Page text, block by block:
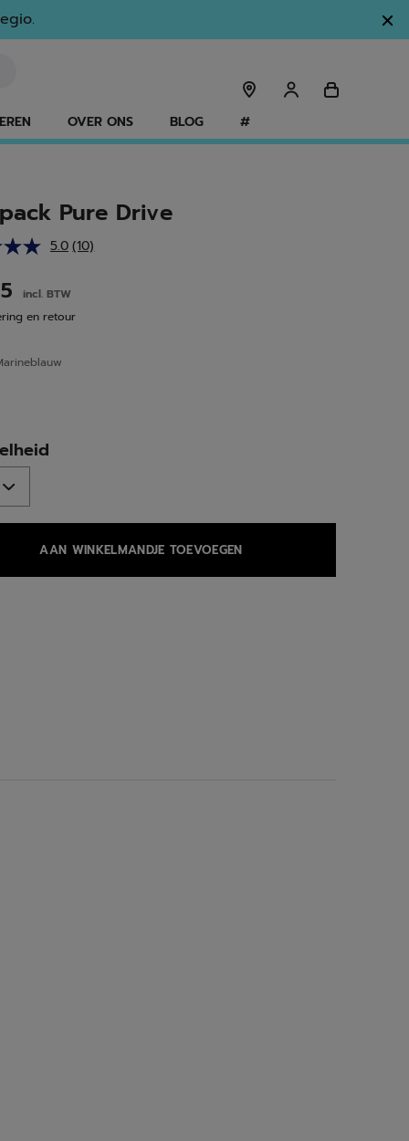
OVER ONS BLOG #
Pure Drive
5.0 Lees
paginalink.
(10)
incl. BTW
en retour
AAN WINKELMANDJE TOEVOEGEN